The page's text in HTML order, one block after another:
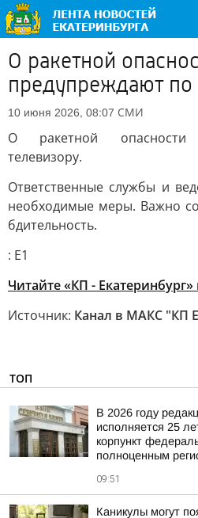
О ракетной
предупреждают по
10 июня 2026, 08:07 СМИ
О ракетной опасности
телевизору.
Ответственные службы и
необходимые меры. Важно
бдительность.
: Е1
Читайте «КП - Екатеринбург»
Источник: Канал в МАКС "КП
ТОП
В 2026 году
исполняется 25
корпункт
полноценным
09:51
Каникулы могут